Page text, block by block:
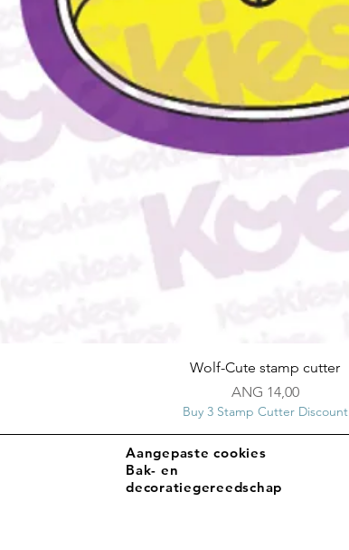
Snel overzicht
Wolf-Cute stamp cutter
Prijs
ANG 14,00
Buy 3 Stamp Cutter Discount
Aangepaste cookies
Bak- en
decoratiegereedschap